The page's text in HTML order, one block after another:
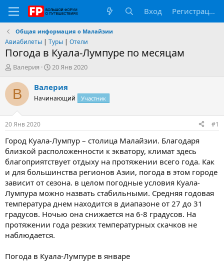
Вход Регистрация
Общая информация о Малайзии
Авиабилеты | Туры | Отели
Погода в Куала-Лумпуре по месяцам
А
т
о
т
е
м
ы
Валерия
Д
т
а
н
а
л
20 Янв 2020
В Валерия
Начинающий Участник
20 Янв 2020 #1
Город Куала-Лумпур – столица Малайзии. Благодаря
близкой расположенности к экватору, климат здесь
благоприятствует отдыху на протяжении всего года. Как
и для большинства регионов Азии, погода в этом городе
зависит от сезона. в целом погодные условия Куала-
Лумпура можно назвать стабильными. Средняя годовая
температура днем находится в диапазоне от 27 до 31
градусов. Ночью она снижается на 6-8 градусов. На
протяжении года резких температурных скачков не
наблюдается.
Погода в Куала-Лумпуре в январе